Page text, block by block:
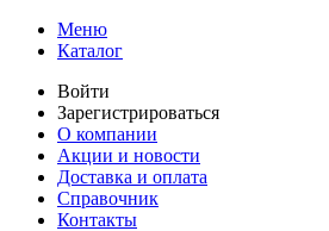
Меню
Каталог
Войти
Зарегистрироваться
О компании
Акции и новости
Доставка и оплата
Справочник
Контакты